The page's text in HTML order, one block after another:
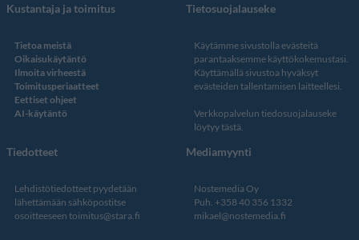
Kustantaja ja toimitus
Tietoa meistä
Oikaisukäytäntö
Ilmoita virheestä
Toimitusperiaatteet
Eettiset ohjeet
AI-käytäntö
Tietosuojalauseke
Käytämme sivustolla evästeitä
parantaaksemme käyttökokemustasi.
Käyttämällä sivustoa hyväksyt
evästeiden tallentamisen laitteellesi.
Verkkopalvelun tiedosuojalauseke
löytyy tästä
Tiedotteet
Lehdistötiedotteet pyydetään
lähettämään sähköpostitse
osoitteeseen toimitus@stara.fi
Mediamyynti
Nostemedia Oy
Puh. +358 40 356 1332
mikael@nostemedia.fi